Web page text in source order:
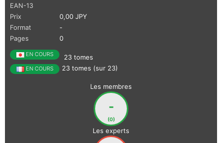
EAN-13
Prix
0,00 JPY
Format
-
Pages
0
EN COURS 23 tomes
EN COURS 23 tomes (sur 23)
Les membres
-
(0)
Les experts